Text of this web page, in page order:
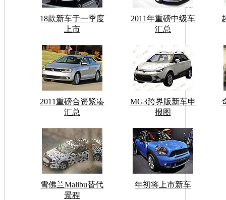
18款新车于一季度
上市
2011年重磅中级车
汇总
2011重磅合资紧凑
汇总
MG3跨界版新车申
报图
雪佛兰Malibu替代
景程
年初将上市新车